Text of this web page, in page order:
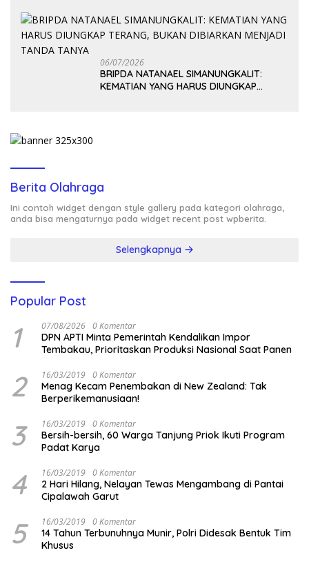
06/07/2026
BRIPDA NATANAEL SIMANUNGKALIT:
KEMATIAN YANG HARUS DIUNGKAP
Berita Olahraga
Ini contoh widget dengan style gallery pada kategori olahraga,
anda bisa mengaturnya pada widget recent post wpberita.
Selengkapnya
Popular Post
1 07/08/2026 0 Komentar
DPN APTI Minta Pemerintah Kendalikan Impor
Tembakau, Prioritaskan Produksi Nasional Saat Panen
2 16/03/2019 0 Komentar
Menag Kecam Penembakan di New Zealand: Tak
Berperikemanusiaan!
3 16/03/2019 0 Komentar
Bersih-bersih, 60 Warga Tanjung Priok Ikuti Program
Padat Karya
4 16/03/2019 0 Komentar
2 Hari Hilang, Nelayan Tewas Mengambang di Pantai
Cipalawah Garut
5 16/03/2019 0 Komentar
14 Tahun Terbunuhnya Munir, Polri Didesak Bentuk Tim
Khusus